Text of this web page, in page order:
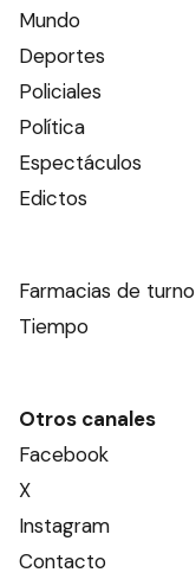
Mundo
Deportes
Policiales
Política
Espectáculos
Edictos
Farmacias de turno
Tiempo
Otros canales
Facebook
X
Instagram
Contacto